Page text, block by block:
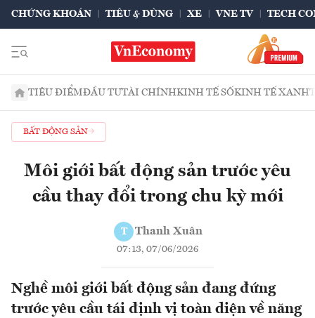
CHỨNG KHOÁN TIÊU & DÙNG XE VNE TV TECH
TIÊU ĐIỂMĐẦU TƯTÀI CHÍNHKINH TẾ SỐKINH TẾ XANH
BẤT ĐỘNG SẢN
Môi giới bất động sản trước yêu
cầu thay đổi trong chu kỳ mới
T Thanh Xuân
07:13, 07/06/2026
Nghề môi giới bất động sản đang đứng
trước yêu cầu tái định vị toàn diện về năng